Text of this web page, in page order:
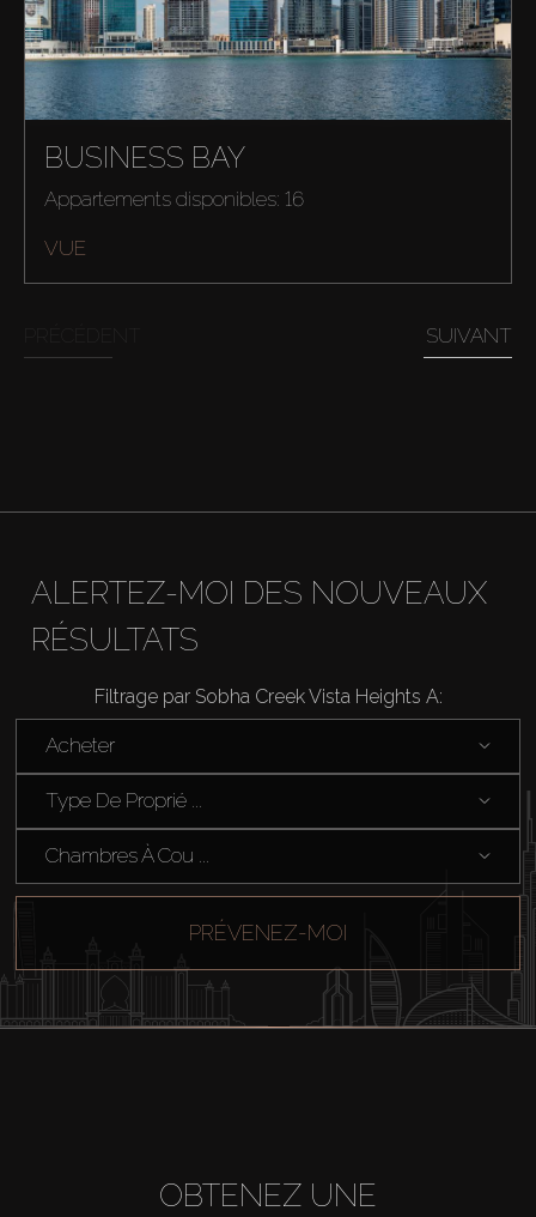
Acheter
Louer
Vendre
BUSINESS BAY
Appartements disponibles: 16
VUE
SUIVANT
ALERTEZ-MOI DES NOUVEAUX
RÉSULTATS
Filtrage par Sobha Creek Vista Heights A:
Acheter
Type De Proprié ...
Chambres À Cou ...
PRÉVENEZ-MOI
OBTENEZ UNE